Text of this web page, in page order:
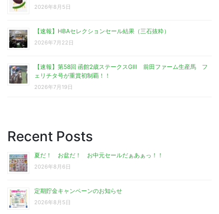
2026年8月5日
【速報】HBAセレクションセール結果（三石抜粋）
2026年7月22日
【速報】第58回 函館2歳ステークスGⅢ 前田ファーム生産馬 フ
ェリチタ号が重賞初制覇！！
2026年7月19日
Recent Posts
夏だ！ お盆だ！ お中元セールだぁあぁっ！！
2026年8月6日
定期貯金キャンペーンのお知らせ
2026年8月5日